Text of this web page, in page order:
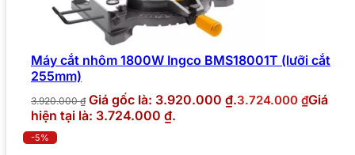
Máy cắt nhôm 1800W Ingco BMS18001T (lưỡi cắt
255mm)
3.920.000₫ Giá gốc là: 3.920.000 ₫.3.724.000 ₫Giá
hiện tại là: 3.724.000 ₫.
-5%